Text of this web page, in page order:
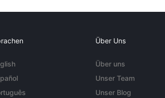
Über Uns
Über uns
Unser Team
Unser Blog